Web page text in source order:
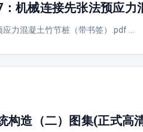
：机械连接先张法预应
力混凝土竹节桩（带书签）.pdf …
构造（二）图集(正式高